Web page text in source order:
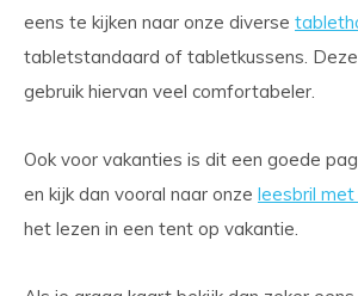
eens te kijken naar onze diverse
tabletstandaard of tabletkussens.
gebruik hiervan veel comfortabeler.
Ook voor vakanties is dit een goede
en kijk dan vooral naar onze leesbril met
het lezen in een tent op vakantie.